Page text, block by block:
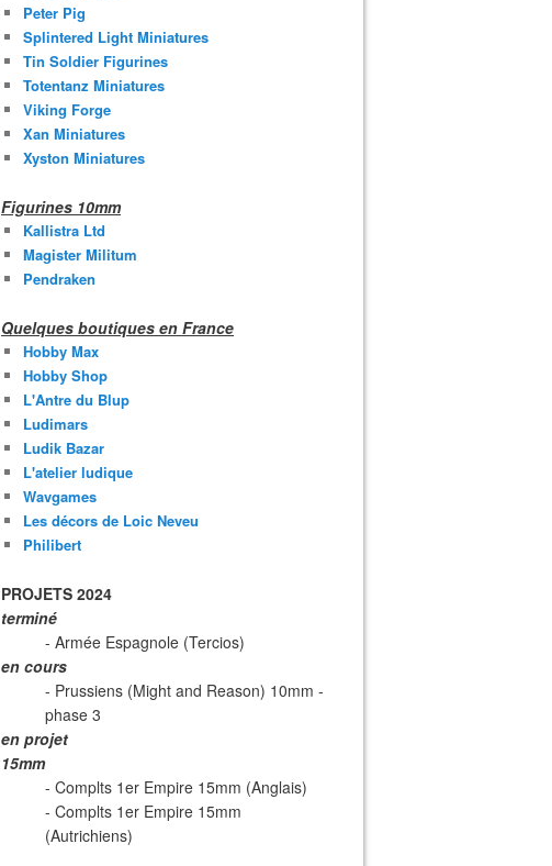
Peter Pig
Splintered Light Miniatures
Tin Soldier Figurines
Totentanz Miniatures
Viking Forge
Xan Miniatures
Xyston Miniatures
Figurines 10mm
Kallistra Ltd
Magister Militum
Pendraken
Quelques boutiques en France
Hobby Max
Hobby Shop
L'Antre du Blup
Ludimars
Ludik Bazar
L'atelier ludique
Wavgames
Les décors de Loic Neveu
Philibert
PROJETS 2024
terminé
- Armée Espagnole (Tercios)
en cours
- Prussiens (Might and Reason) 10mm -
phase 3
en projet
15mm
- Complts 1er Empire 15mm (Anglais)
- Complts 1er Empire 15mm
(Autrichiens)